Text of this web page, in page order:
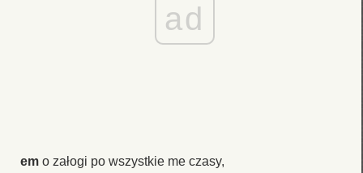
ad
em o załogi po wszystkie me czasy,